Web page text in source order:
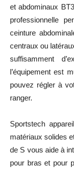
et abdominaux
professionnelle
ceinture
centraux ou
suffisamment
l’équipement est
pouvez régler à
ranger.
Sportstech
matériaux solides
de S vous aide à
pour bras et pour